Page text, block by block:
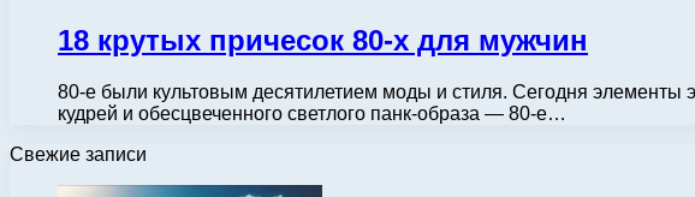
18 крутых причесок 80-х для мужчин
80-е были культовым десятилетием моды и стиля. Сегодня элементы
кудрей и обесцвеченного светлого панк-образа — 80-е…
Свежие записи